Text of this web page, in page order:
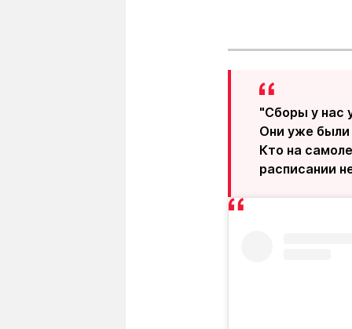
"Сборы у нас
Они уже были
Кто на
расписании